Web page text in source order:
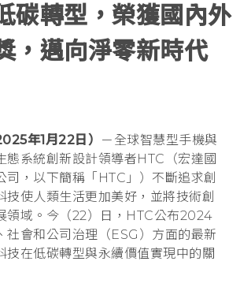
碳轉型，榮獲國內外
，邁向淨零新時代
年1月22日）
－全球智慧型手機與
態系統創新設計領導者HTC（宏達國
司，以下簡稱「HTC」）不斷追求創
技使人類生活更加美好，並將技術創
領域。今（22）日，HTC公布2024
社會和公司治理（ESG）方面的最新
技在低碳轉型與永續價值實現中的關